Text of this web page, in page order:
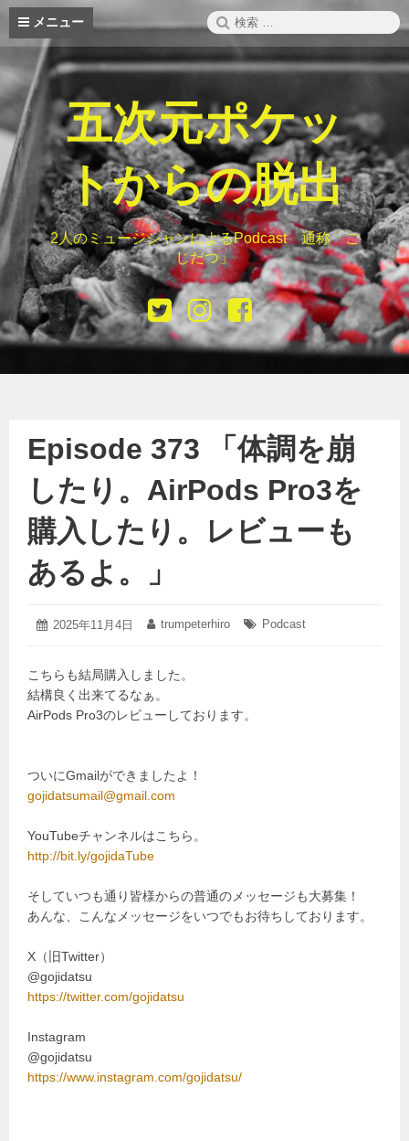
コ
テ
ン
ツ
ス
キ
ッ
プ
メニュー
検
索:
五次元ポケッ
トからの脱出
2人のミュージシャンによるPodcast 通称「ご
じだつ」
Twitterinstagram
Facebook
Episode 373 「体調を崩
したり。AirPods Pro3を
購入したり。レビューも
あるよ。」
投
2025年11月4日
2025
月
3
日
投
trumpeterhiro
タ
Podcast
こちらも結局購入しました。
結構良く出来てるなぁ。
AirPods Pro3のレビューしております。
ついにGmailができましたよ！
gojidatsumail@gmail.com
YouTubeチャンネルはこちら。
http://bit.ly/gojidaTube
そしていつも通り皆様からの普通のメッセージも大募集！
あんな、こんなメッセージをいつでもお待ちしております。
X（旧Twitter）
@gojidatsu
https://twitter.com/gojidatsu
Instagram
@gojidatsu
https://www.instagram.com/gojidatsu/